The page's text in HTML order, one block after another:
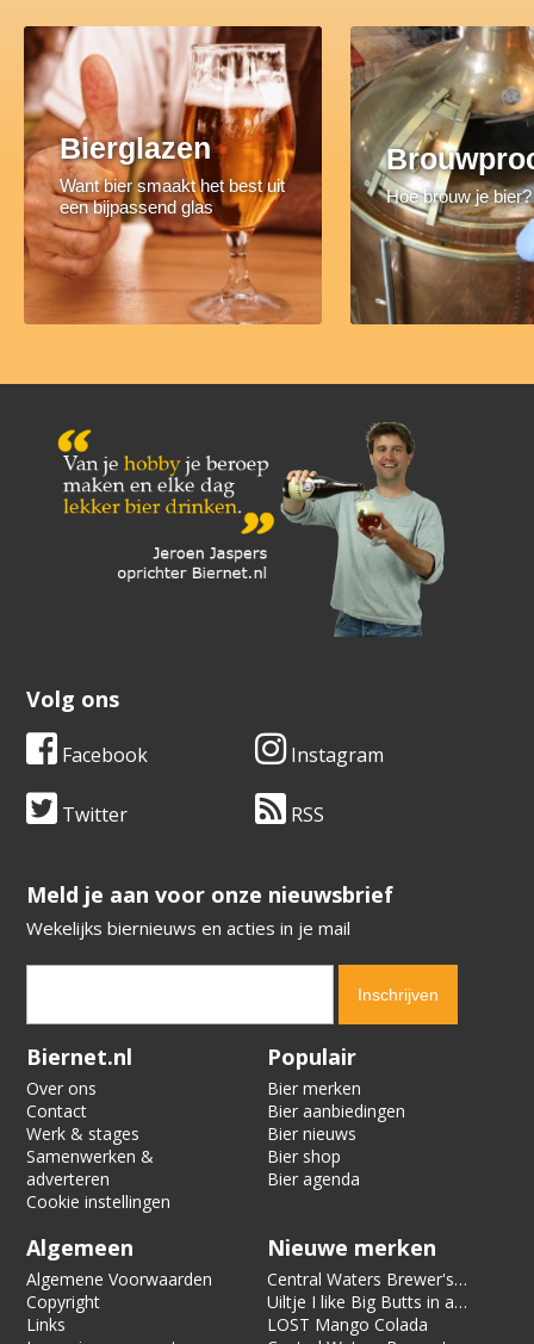
Bierglazen
Want bier smaakt het best uit
een bijpassend glas
Hoe brouw je bier?
Volg ons
Facebook Instagram
Twitter RSS
​​​​​​​Meld je aan voor onze nieuwsbrief
Wekelijks biernieuws en acties in je mail
Verification code:
Biernet.nl
Over ons
Contact
Werk & stages
Samenwerken &
adverteren
Cookie instellingen
Populair
Bier merken
Bier aanbiedingen
Bier nieuws
Bier shop
Bier agenda
Algemeen
Algemene Voorwaarden
Copyright
Links
Nieuwe merken
Central Waters Brewer's
Reserve Pecan Kringle
Stout
Uiltje I like Big Butts in a
Can of Limes
LOST Mango Colada